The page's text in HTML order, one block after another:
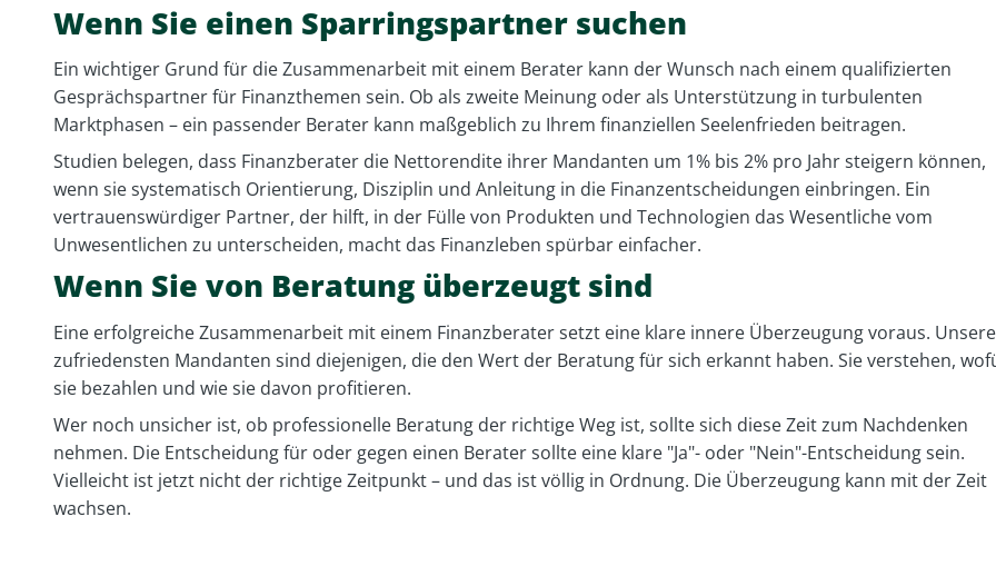
Wenn Sie einen Sparringspartner suchen
Ein wichtiger Grund für die Zusammenarbeit mit einem Berater kann der Wunsch nach einem qualifizierten
Gesprächspartner für Finanzthemen sein. Ob als zweite Meinung oder als Unterstützung in turbulenten
Marktphasen – ein passender Berater kann maßgeblich zu Ihrem finanziellen Seelenfrieden beitragen.
Studien belegen, dass Finanzberater die Nettorendite ihrer Mandanten um 1% bis 2% pro Jahr steigern können,
wenn sie systematisch Orientierung, Disziplin und Anleitung in die Finanzentscheidungen einbringen. Ein
vertrauenswürdiger Partner, der hilft, in der Fülle von Produkten und Technologien das Wesentliche vom
Unwesentlichen zu unterscheiden, macht das Finanzleben spürbar einfacher.
Wenn Sie von Beratung überzeugt sind
Eine erfolgreiche Zusammenarbeit mit einem Finanzberater setzt eine klare innere Überzeugung voraus. Unsere
zufriedensten Mandanten sind diejenigen, die den Wert der Beratung für sich erkannt haben. Sie verstehen,
sie bezahlen und wie sie davon profitieren.
Wer noch unsicher ist, ob professionelle Beratung der richtige Weg ist, sollte sich diese Zeit zum Nachdenken
nehmen. Die Entscheidung für oder gegen einen Berater sollte eine klare "Ja"- oder "Nein"-Entscheidung sein.
Vielleicht ist jetzt nicht der richtige Zeitpunkt – und das ist völlig in Ordnung. Die Überzeugung kann mit der Zeit
wachsen.